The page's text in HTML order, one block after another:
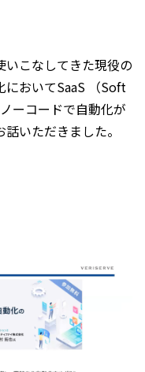
いこなしてきた現役の
においてSaaS （Soft
ーコードで自動化が
いただきました。